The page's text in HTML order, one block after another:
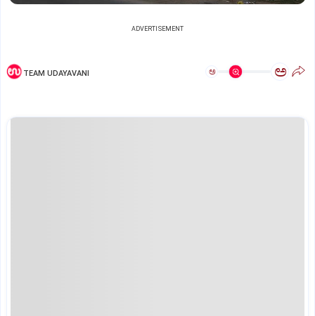
ADVERTISEMENT
TEAM UDAYAVANI ಅ ಅ